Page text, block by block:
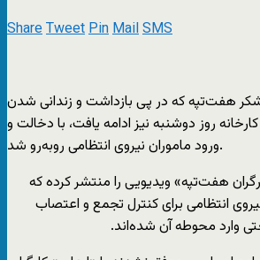
ShareTweetPinMailSMS
هفت‌تپه که در پی بازداشت و زندانی شدن
روز دوشنبه نیز ادامه یافت،‌ با دخالت و
ورود ماموران نیروی انتظامی روبه‌رو شد.
هفت‌تپه» ویدیویی را منتشر کرده که
انتظامی برای کنترل تجمع و اعتصاب
وارد محوطه آن شده‌اند.